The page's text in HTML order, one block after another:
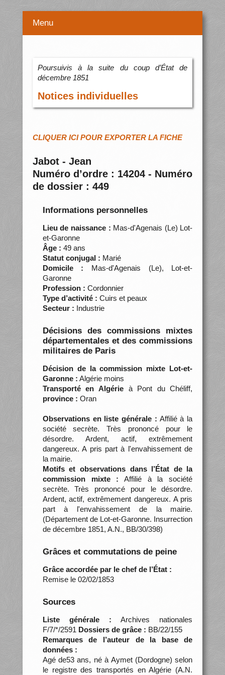
Menu
Poursuivis à la suite du coup d’État de
décembre 1851
Notices individuelles
CLIQUER ICI POUR EXPORTER LA FICHE
Jabot - Jean
Numéro d’ordre : 14204 - Numéro
de dossier : 449
Informations personnelles
Lieu de naissance : Mas-d'Agenais (Le) Lot-
et-Garonne
Âge : 49 ans
Statut conjugal : Marié
Domicile : Mas-d'Agenais (Le), Lot-et-
Garonne
Profession : Cordonnier
Type d’activité : Cuirs et peaux
Secteur : Industrie
Décisions des commissions mixtes
départementales et des commissions
militaires de Paris
Décision de la commission mixte Lot-et-
Garonne : Algérie moins
Transporté en Algérieà Pont du Chéliff,
province : Oran
Observations en liste générale : Affilié à la
société secrète. Très prononcé pour le
désordre. Ardent, actif, extrêmement
dangereux. A pris part à l'envahissement de
la mairie.
Motifs et observations dans l’État de la
commission mixte : Affilié à la société
secrète. Très prononcé pour le désordre.
Ardent, actif, extrêmement dangereux. A pris
part à l'envahissement de la mairie.
(Département de Lot-et-Garonne. Insurrection
de décembre 1851, A.N., BB/30/398)
Grâces et commutations de peine
Grâce accordée par le chef de l’État :
Remise le 02/02/1853
Sources
Liste générale : Archives nationales
F/7/*/2591 Dossiers de grâce : BB/22/155
Remarques de l’auteur de la base de
données :
Agé de53 ans, né à Aymet (Dordogne) selon
le registre des transportés en Algérie (A.N.